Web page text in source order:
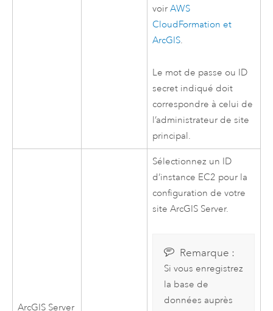
voirAWS
CloudFormation et
ArcGIS.
Le mot de passe ou ID
secret indiqué doit
correspondre à celui de
l’administrateur de site
principal.
ArcGIS Server
Sélectionnez un ID
d’instance EC2 pour la
configuration de votre
siteArcGIS Server.
Remarque :
Si vous enregistrez
la base de
données auprès